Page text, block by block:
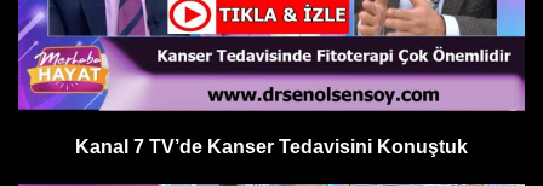
Kanal 7 TV’de Kanser Tedavisini Konuştuk